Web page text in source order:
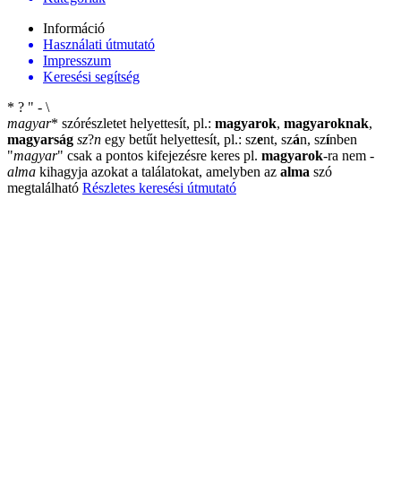
Információ
Használati útmutató
Impresszum
Keresési segítség
* ? " - \
magyar* szórészletet helyettesít, pl.: magyarok, magyaroknak,
magyarság sz?n egy betűt helyettesít, pl.: szent, szán, színben
"magyar" csak a pontos kifejezésre keres pl. magyarok-ra nem -
alma kihagyja azokat a találatokat, amelyben az alma szó
megtalálható Részletes keresési útmutató